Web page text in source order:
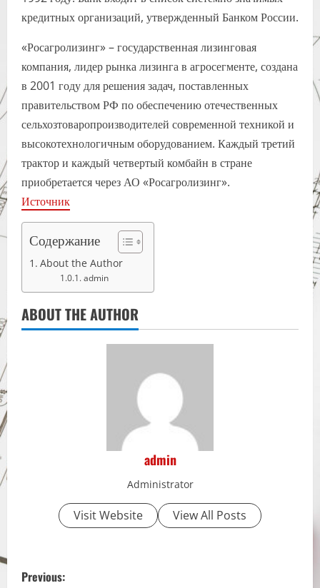
кредитных организаций, утвержденный Банком России.
«Росагролизинг» – государственная лизинговая
компания, лидер рынка лизинга в агросегменте, создана
в 2001 году для решения задач, поставленных
правительством РФ по обеспечению отечественных
сельхозтоваропроизводителей современной техникой и
высокотехнологичным оборудованием. Каждый третий
трактор и каждый четвертый комбайн в стране
приобретается через АО «Росагролизинг».
Источник
Содержание
About the Author
admin
ABOUT THE AUTHOR
admin
Administrator
Visit Website View All Posts
P
Previous: